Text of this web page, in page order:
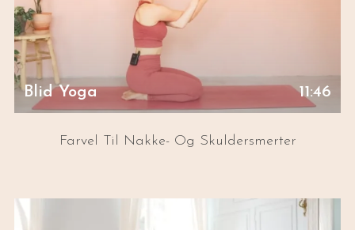
Blid Yoga 11:46
Farvel Til Nakke- Og Skuldersmerter